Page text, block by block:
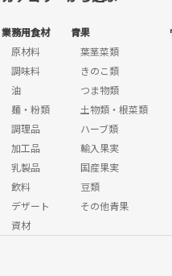
業務用食材
原材料
調味料
油
麺・粉類
調理品
加工品
乳製品
飲料
デザート
資材
青果
葉茎菜類
きのこ類
つま物類
土物類・根菜類
ハーブ類
輸入果実
国産果実
豆類
その他青果